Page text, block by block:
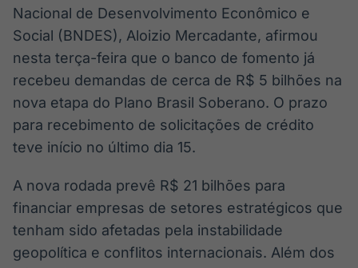
Broadcast
OTC
Plataforma para
negociação de
ativos
Broadcast
Datafeed
APIs para
integração de
conteúdos e
Broadcast
headlines de
Broadcast
para conteúdos e
funcionalidades
Broadcast
Broadcast
Nacional de Desenvolvimento Econômico e
Social (BNDES), Aloizio Mercadante, afirmou
nesta terça-feira que o banco de fomento já
recebeu demandas de cerca de R$ 5 bilhões na
nova etapa do Plano Brasil Soberano. O prazo
para recebimento de solicitações de crédito
teve início no último dia 15.
A nova rodada prevê R$ 21 bilhões para
financiar empresas de setores estratégicos que
tenham sido afetadas pela instabilidade
geopolítica e conflitos internacionais. Além dos